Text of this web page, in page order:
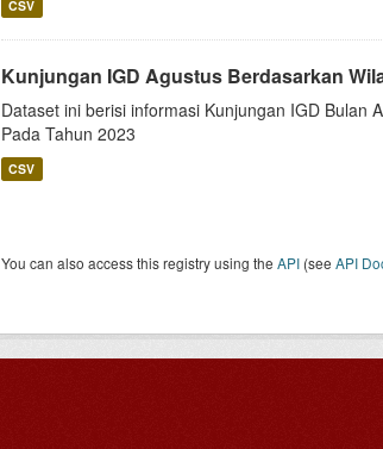
CSV
Kunjungan IGD Agustus Berdasarkan
Dataset ini berisi informasi Kunjungan IGD Bulan
Pada Tahun 2023
CSV
You can also access this registry using the API (see API